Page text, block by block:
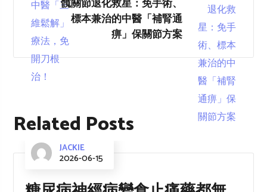
髖關節退化救星：免手術、
標本兼治的中醫「補腎通
痹」保關節方案
Related Posts
JACKIE
2026-06-15